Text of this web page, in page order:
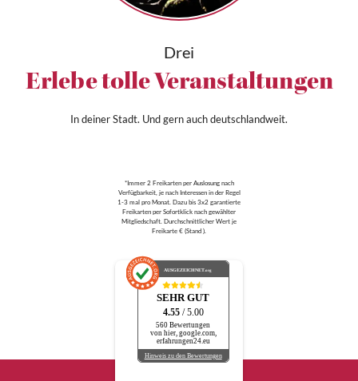
Drei
Erlebe tolle Veranstaltungen
In deiner Stadt. Und gern auch deutschlandweit.
*Immer 2 Freikarten per Auslosung nach
Verfügbarkeit, je nach Interessen in der Regel
1-3 mal pro Monat. Dazu bis 3x2 garantierte
Freikarten per Sofortklick nach gewählter
Mitgliedschaft. Durchschnittlicher Wert je
Freikarte € (Stand ).
AUSGEZEICHNET.org
SEHR GUT
4.55 / 5.00
560 Bewertungen
von hier, google.com,
erfahrungen24.eu
Hinweis zu den Bewertungen